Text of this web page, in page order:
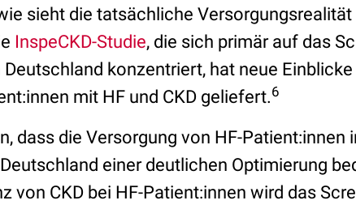
sieht die tatsächliche
InspeCKD-Studie, die sich primär auf das
Deutschland konzentriert, hat neue Einblicke
mit HF und CKD geliefert.6
dass die Versorgung von HF-Patient:innen
einer deutlichen Optimierung
von CKD bei HF-Patient:innen wird das